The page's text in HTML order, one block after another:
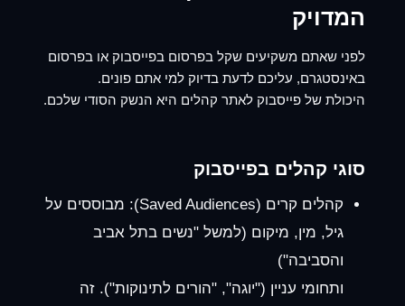
המדויק
לפני שאתם משקיעים שקל בפרסום בפייסבוק או בפרסום
באינסטגרם, עליכם לדעת בדיוק למי אתם פונים.
היכולת של פייסבוק לאתר קהלים היא הנשק הסודי שלכם.
סוגי קהלים בפייסבוק
קהלים קרים (Saved Audiences):
מבוססים על
גיל, מין, מיקום (למשל "נשים בתל אביב
והסביבה")
ותחומי עניין ("יוגה", "הורים לתינוקות"). זה